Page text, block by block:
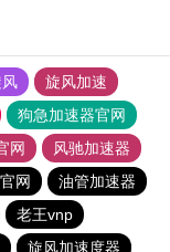
旋风加速
狗急加速器官网
网
风驰加速器
网
油管加速器
老王vnp
旋风加速度器